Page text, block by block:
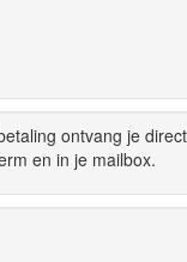
ontvang je
en in je mailbox.